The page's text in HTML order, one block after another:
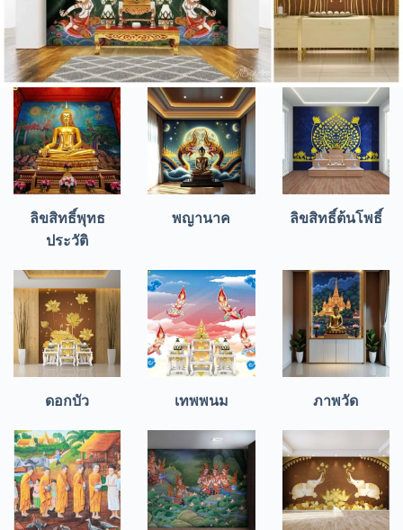
ลิขสิทธิ์พุทธ
ประวัติ
พญานาค ลิขสิทธิ์ต้นโพธิ์
ดอกบัว เทพพนม ภาพวัด